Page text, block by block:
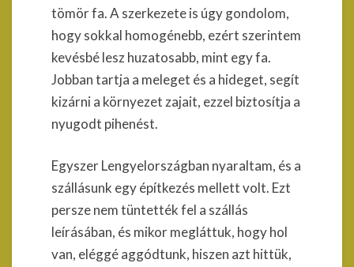
tömör fa. A szerkezete is úgy gondolom,
hogy sokkal homogénebb, ezért szerintem
kevésbé lesz huzatosabb, mint egy fa.
Jobban tartja a meleget és a hideget, segít
kizárni a környezet zajait, ezzel biztosítja a
nyugodt pihenést.
Egyszer Lengyelországban nyaraltam, és a
szállásunk egy építkezés mellett volt. Ezt
persze nem tüntették fel a szállás
leírásában, és mikor megláttuk, hogy hol
van, eléggé aggódtunk, hiszen azt hittük,